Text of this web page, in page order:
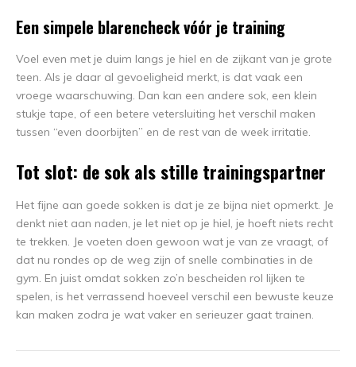
Een simpele blarencheck vóór je training
Voel even met je duim langs je hiel en de zijkant van je grote
teen. Als je daar al gevoeligheid merkt, is dat vaak een
vroege waarschuwing. Dan kan een andere sok, een klein
stukje tape, of een betere vetersluiting het verschil maken
tussen “even doorbijten” en de rest van de week irritatie.
Tot slot: de sok als stille trainingspartner
Het fijne aan goede sokken is dat je ze bijna niet opmerkt. Je
denkt niet aan naden, je let niet op je hiel, je hoeft niets recht
te trekken. Je voeten doen gewoon wat je van ze vraagt, of
dat nu rondes op de weg zijn of snelle combinaties in de
gym. En juist omdat sokken zo’n bescheiden rol lijken te
spelen, is het verrassend hoeveel verschil een bewuste keuze
kan maken zodra je wat vaker en serieuzer gaat trainen.